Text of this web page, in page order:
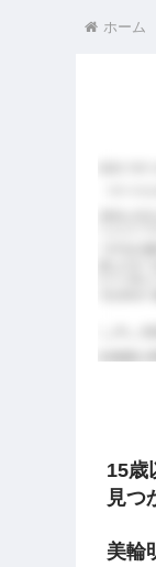
ホーム
15歳
見つ
美輪